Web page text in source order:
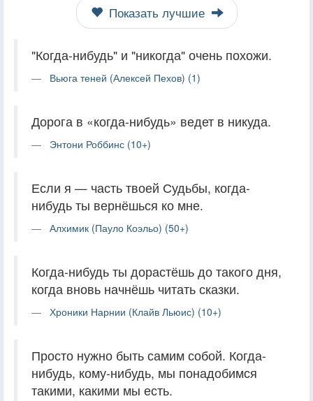
Показать лучшие
"Когда-нибудь" и "никогда" очень похожи.
Вьюга теней (Алексей Пехов) (1)
Дорога в «когда-нибудь» ведет в никуда.
Энтони Роббинс (10+)
Если я — часть твоей Судьбы, когда-
нибудь ты вернёшься ко мне.
Алхимик (Пауло Коэльо) (50+)
Когда-нибудь ты дорастёшь до такого дня,
когда вновь начнёшь читать сказки.
Хроники Нарнии (Клайв Льюис) (10+)
Просто нужно быть самим собой. Когда-
нибудь, кому-нибудь, мы понадобимся
такими, какими мы есть.